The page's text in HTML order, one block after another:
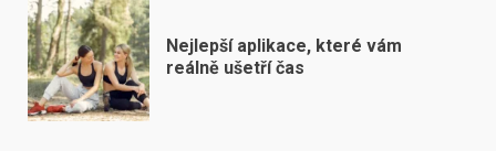
Nejlepší aplikace, které vám
reálně ušetří čas